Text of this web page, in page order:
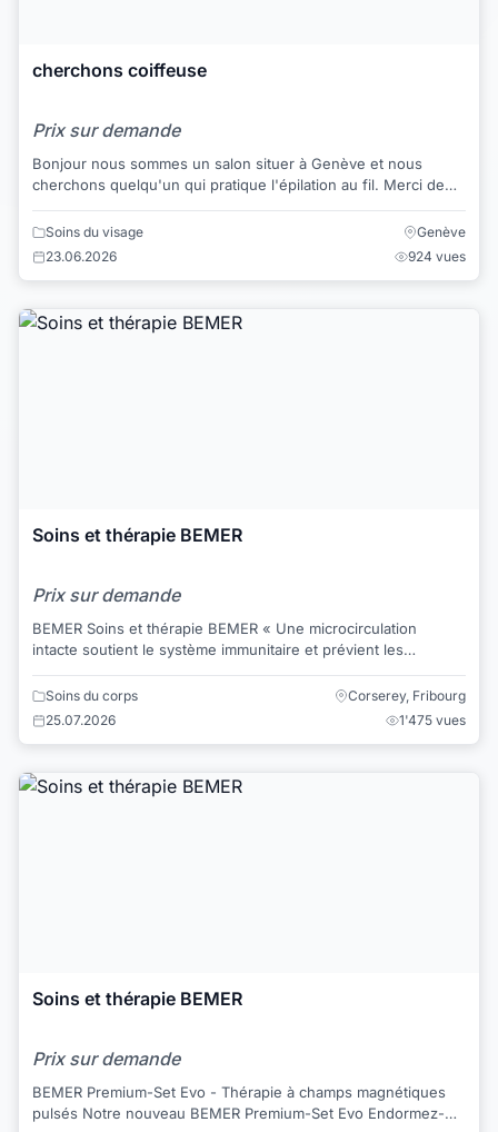
cherchons coiffeuse
Prix sur demande
Bonjour nous sommes un salon situer à Genève et nous
cherchons quelqu'un qui pratique l'épilation au fil. Merci de
nous contacter au +41 0227325600 o...
Soins du visage
Genève
23.06.2026
924 vues
Soins et thérapie BEMER
Prix sur demande
BEMER Soins et thérapie BEMER « Une microcirculation
intacte soutient le système immunitaire et prévient les
Soins du corps
Corserey, Fribourg
25.07.2026
1'475 vues
Soins et thérapie BEMER
Prix sur demande
BEMER Premium-Set Evo - Thérapie à champs magnétiques
pulsés Notre nouveau BEMER Premium-Set Evo Endormez-